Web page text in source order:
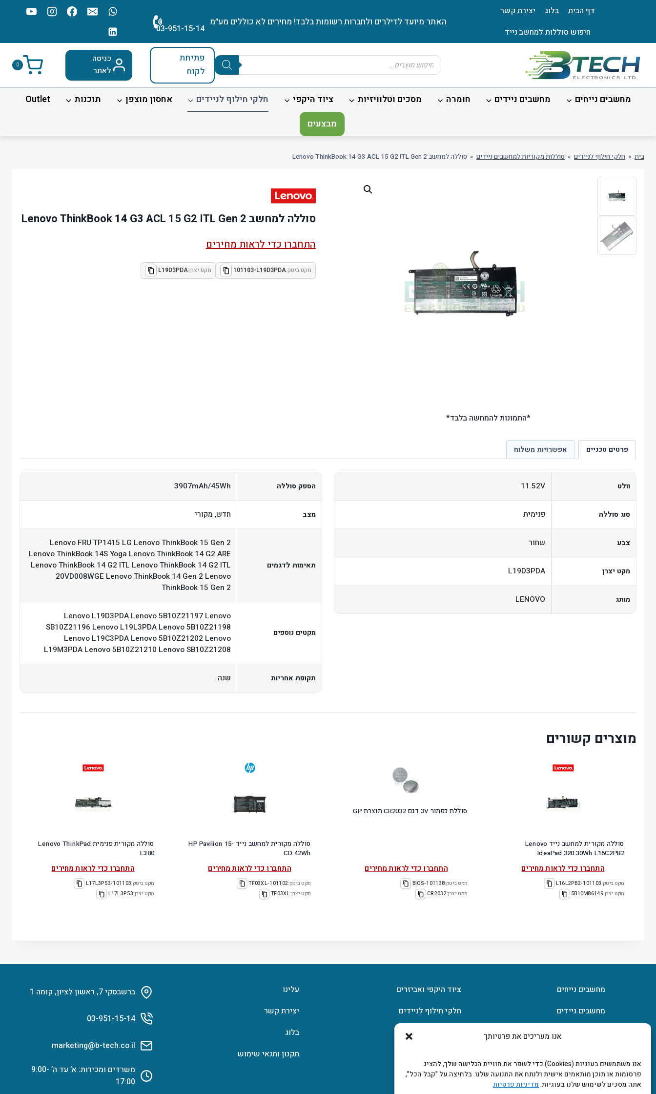
אנו מעריכים את פרטיותך
אנו משתמשים בעוגיות (Cookies) כדי לשפר את חוויית הגלישה שלך, להציג
פרסומות או תוכן מותאמים אישית ולנתח את התנועה שלנו. בלחיצה על "קבל הכל",
אתה מסכים לשימוש שלנו בעוגיות.מדיניות פרטיות
דף הבית בלוג
יצירת קשר
חיפוש סוללות למחשב נייד
האתר מיועד לדילרים ולחברות רשומות בלבד! מחירים לא כוללים מע׳׳מ
03-951-15-14
Products
search
פתיחת
לקוח
כניסה
לאתר
0
מחשבים נייחים מחשבים ניידים חומרה מסכים וטלוויזיות ציוד היקפי חלקי חילוף לניידים אחסון מוצפן תוכנות
Outlet
מבצעים
בית » חלקי חילוף לניידים » סוללות מקוריות למחשבים ניידים » סוללה למחשב Lenovo ThinkBook 14 G3 ACL 15 G2 ITL Gen 2
*התמונות להמחשה בלבד*
סוללה למחשב Lenovo ThinkBook 14 G3 ACL 15 G2 ITL Gen 2
התחברו כדי לראות מחירים
מקט ביטק:101103-L19D3PDA מקט יצרן:L19D3PDA
פרטים טכניים אפשרויות משלוח
וולט 11.52V
סוג סוללה פנימית
צבע שחור
מקט יצרן L19D3PDA
מותג LENOVO
הספק סוללה 3907mAh/45Wh
מצב חדש, מקורי
תאימות לדגמים
Lenovo FRU TP1415 LG Lenovo ThinkBook 15 Gen 2
Lenovo ThinkBook 14S Yoga Lenovo ThinkBook 14 G2 ARE
Lenovo ThinkBook 14 G2 ITL Lenovo ThinkBook 14 G2 ITL
20VD008WGE Lenovo ThinkBook 14 Gen 2 Lenovo
ThinkBook 15 Gen 2
מקטים נוספים
Lenovo L19D3PDA Lenovo 5B10Z21197 Lenovo
SB10Z21196 Lenovo L19L3PDA Lenovo 5B10Z21198
Lenovo L19C3PDA Lenovo 5B10Z21202 Lenovo
L19M3PDA Lenovo 5B10Z21210 Lenovo SB10Z21208
תקופת אחריות שנה
מוצרים קשורים
סוללה מקורית למחשב נייד Lenovo
IdeaPad 320 30Wh L16C2PB2
התחברו כדי לראות מחירים
מקט ביטק:101103-L16L2PB2
מקט יצרן:5B10M86149
סוללת כפתור 3V דגם CR2032 תוצרת GP
התחברו כדי לראות מחירים
מקט ביטק:101138-BIOS
מקט יצרן:CR2032
סוללה מקורית למחשב נייד HP Pavilion 15-
CD 42Wh
התחברו כדי לראות מחירים
מקט ביטק:101102-TF03XL
מקט יצרן:TF03XL
סוללה מקורית פנימית Lenovo ThinkPad
L380
התחברו כדי לראות מחירים
מקט ביטק:101103-L17L3P53
מקט יצרן:L17L3P53
מחשבים נייחים
מחשבים ניידים
ציוד היקפי ואביזרים
חלקי חילוף לניידים
עלינו
יצירת קשר
בלוג
תקנון ותנאי שימוש
ברשבסקי 7, ראשון לציון, קומה 1
03-951-15-14
marketing@b-tech.co.il
משרדים ומכירות: א’ עד ה’ 9:00-
17:00